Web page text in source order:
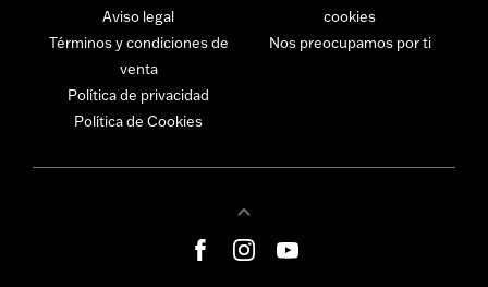
Aviso legal
Términos y condiciones de
venta
Política de privacidad
Política de Cookies
cookies
Nos preocupamos por ti